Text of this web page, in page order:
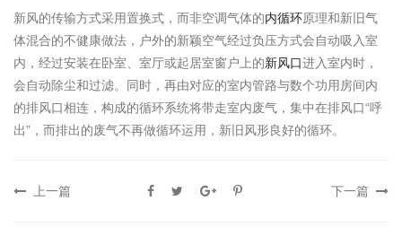
新风的传输方式采用置换式，而非空调气体的内循环原理和新旧气
体混合的不健康做法，户外的新颖空气经过负压方式会自动吸入室
内，经过安装在卧室、室厅或起居室窗户上的新风口进入室内时，
会自动除尘和过滤。同时，再由对应的室内管路与数个功用房间内
的排风口相连，构成的循环系统将带走室内废气，集中在排风口“呼
出”，而排出的废气不再做循环运用，新旧风形良好的循环。
上一篇 下一篇